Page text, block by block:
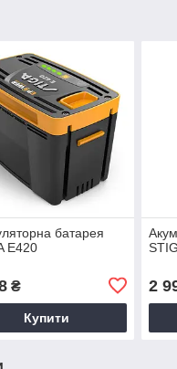
батарея
E420
₴
Купити
2